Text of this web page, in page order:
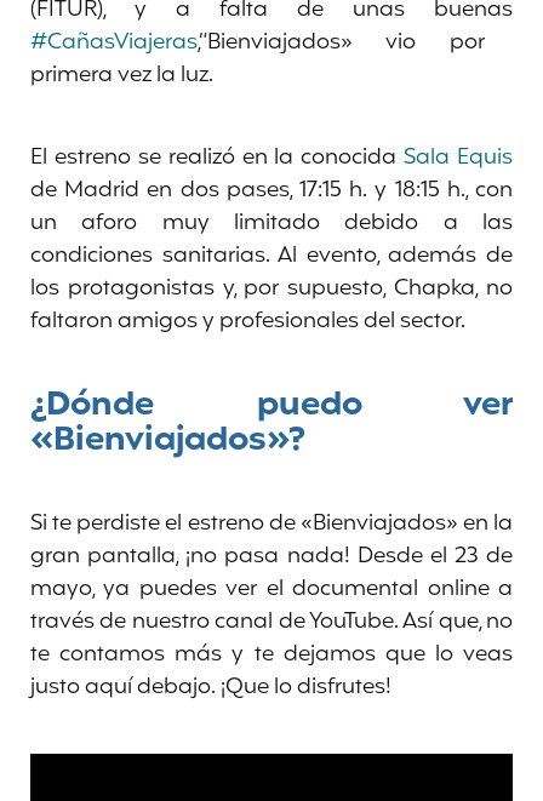
(FITUR), y a falta de unas buenas
#CañasViajeras,“Bienviajados» vio por
primera vez la luz.
El estreno se realizó en la conocidaSala Equis
de Madrid en dos pases, 17:15 h. y 18:15 h., con
un aforo muy limitado debido a las
condiciones sanitarias. Al evento, además de
los protagonistas y, por supuesto, Chapka, no
faltaron amigos y profesionales del sector.
¿Dónde puedo ver
«Bienviajados»?
Si te perdiste el estreno de «Bienviajados» en la
gran pantalla, ¡no pasa nada! Desde el 23 de
mayo, ya puedes ver el documental online a
través de nuestro canal de YouTube. Así que, no
te contamos más y te dejamos que lo veas
justo aquí debajo. ¡Que lo disfrutes!